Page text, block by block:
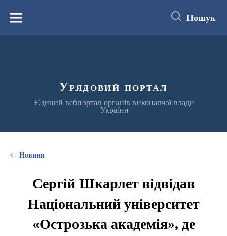
вмістуМеню Пошук
Урядовий портал
Єдиний вебпортал органів виконавчої влади
України
Новини
Сергій Шкарлет відвідав
Національний університет
«Острозька академія», де